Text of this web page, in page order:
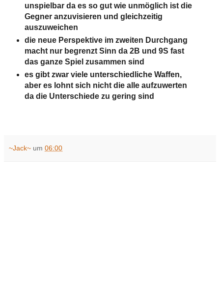
unspielbar da es so gut wie unmöglich ist die
Gegner anzuvisieren und gleichzeitig
auszuweichen
die neue Perspektive im zweiten Durchgang
macht nur begrenzt Sinn da 2B und 9S fast
das ganze Spiel zusammen sind
es gibt zwar viele unterschiedliche Waffen,
aber es lohnt sich nicht die alle aufzuwerten
da die Unterschiede zu gering sind
~Jack~ um 06:00